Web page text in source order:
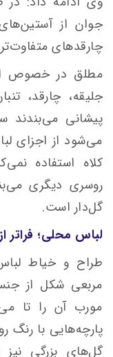
جوان از
چارقدهای
مطلق در خصوص
جلیقه، چارقد،
پیشانی می‌بندند
می‌شود از اجزای
کلاه استفاده
روسری دیگری
گل‌دار است.
لباس محلی؛ فراتر
طراح و خیاط
مربعی شکل از
مورب آن را تا
پارچه‌هایی با رنگ
گل‌های بزرگی